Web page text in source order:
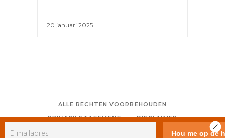
20 januari 2025
ALLE RECHTEN VOORBEHOUDEN
PRIVACY STATEMENT
DISCLAIMER